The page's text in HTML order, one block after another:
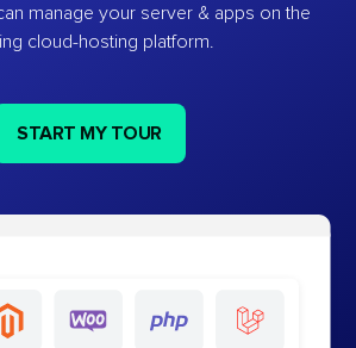
manage your server & apps on the
cloud-hosting platform.
START MY TOUR